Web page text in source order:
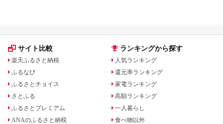
サイト比較
楽天ふるさと納税
ふるなび
ふるさとチョイス
さとふる
ふるさとプレミアム
ANAのふるさと納税
ランキングから探す
人気ランキング
還元率ランキング
家電ランキング
高額ランキング
一人暮らし
食べ物以外